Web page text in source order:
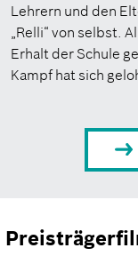
Lehrern und den
„Relli“ von selbst.
Erhalt der Schule
Kampf hat sich